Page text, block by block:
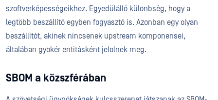
szoftverképességeikhez. Egyedülálló különbség, hogy a
legtöbb beszállító egyben fogyasztó is. Azonban egy olyan
beszállítót, akinek nincsenek upstream komponensei,
általában gyökér entitásként jelölnek meg.
SBOM a közszférában